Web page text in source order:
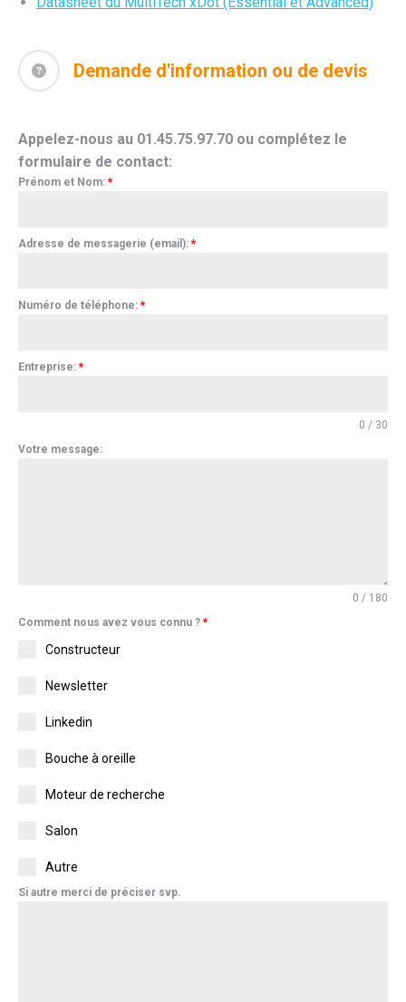
Demande d'information ou de devis
Appelez-nous au 01.45.75.97.70 ou complétez le
formulaire de contact:
Prénom et Nom: *
Adresse de messagerie (email): *
Numéro de téléphone: *
Entreprise: *
0 / 30
Votre message:
0 / 180
Comment nous avez vous connu ? *
Constructeur
Newsletter
Linkedin
Bouche à oreille
Moteur de recherche
Salon
Autre
Si autre merci de préciser svp.